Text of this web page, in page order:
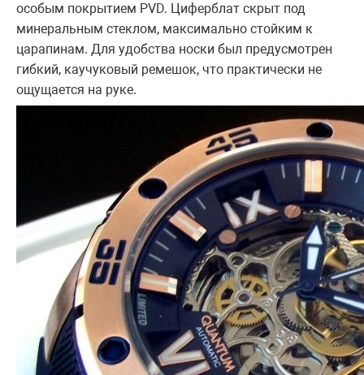
особым покрытием PVD. Циферблат скрыт под
минеральным стеклом, максимально стойким к
царапинам. Для удобства носки был предусмотрен
гибкий, каучуковый ремешок, что практически не
ощущается на руке.